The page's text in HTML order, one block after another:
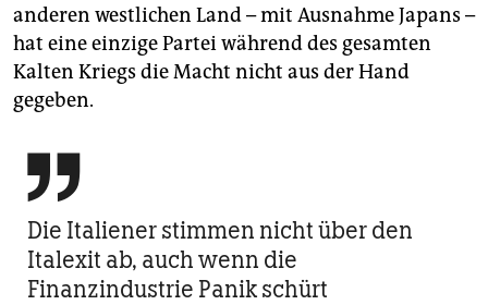
anderen westlichen Land – mit Ausnahme Japans –
hat eine einzige Partei während des gesamten
Kalten Kriegs die Macht nicht aus der Hand
gegeben.

Die Italiener stimmen nicht über den
Italexit ab, auch wenn die
Finanzindustrie Panik schürt